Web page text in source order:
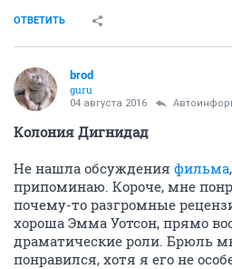
ОТВЕТИТЬ
brod
guru
04 августа 2016
Колония Дигнидад
Не нашла обсуждения фильма
припоминаю. Короче, мне
почему-то разгромные
хороша Эмма Уотсон, прямо
драматические роли. Брюль
понравился, хотя я его не